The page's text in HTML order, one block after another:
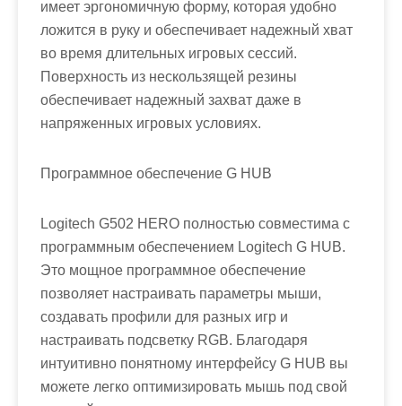
имеет эргономичную форму, которая удобно
ложится в руку и обеспечивает надежный хват
во время длительных игровых сессий.
Поверхность из нескользящей резины
обеспечивает надежный захват даже в
напряженных игровых условиях.
Программное обеспечение G HUB
Logitech G502 HERO полностью совместима с
программным обеспечением Logitech G HUB.
Это мощное программное обеспечение
позволяет настраивать параметры мыши,
создавать профили для разных игр и
настраивать подсветку RGB. Благодаря
интуитивно понятному интерфейсу G HUB вы
можете легко оптимизировать мышь под свой